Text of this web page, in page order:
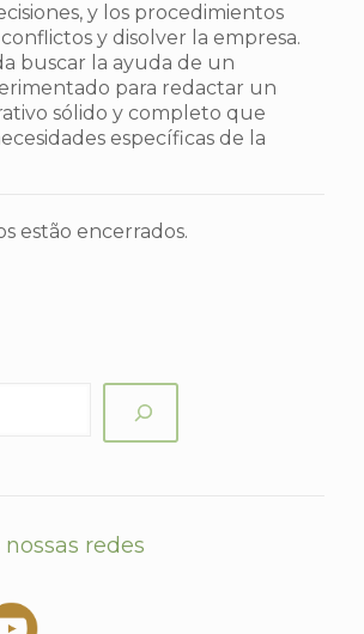
y los procedimientos
y disolver la empresa.
buscar la ayuda de un
para redactar un
sólido y completo que
específicas de la
estão encerrados.
redes